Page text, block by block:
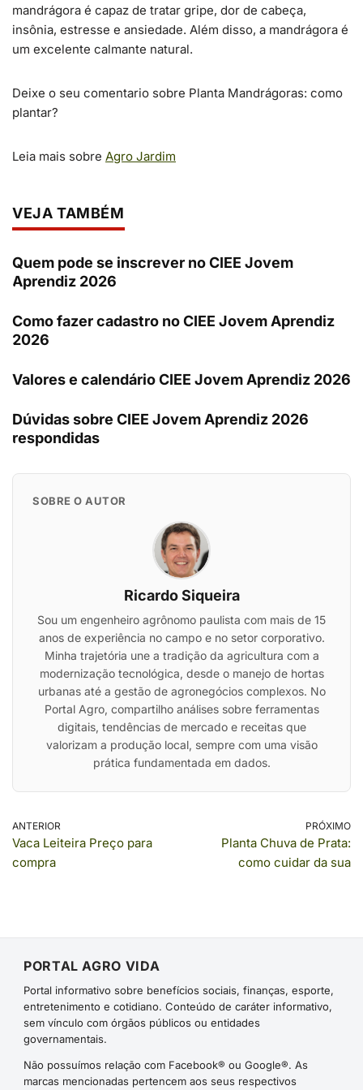
mandrágora é capaz de tratar gripe, dor de cabeça,
insônia, estresse e ansiedade. Além disso, a mandrágora é
um excelente calmante natural.
Deixe o seu comentario sobre Planta Mandrágoras: como
plantar?
Leia mais sobre Agro Jardim
VEJA TAMBÉM
Quem pode se inscrever no CIEE Jovem
Aprendiz 2026
Como fazer cadastro no CIEE Jovem Aprendiz
2026
Valores e calendário CIEE Jovem Aprendiz 2026
Dúvidas sobre CIEE Jovem Aprendiz 2026
respondidas
SOBRE O AUTOR
Ricardo Siqueira
Sou um engenheiro agrônomo paulista com mais de 15
anos de experiência no campo e no setor corporativo.
Minha trajetória une a tradição da agricultura com a
modernização tecnológica, desde o manejo de hortas
urbanas até a gestão de agronegócios complexos. No
Portal Agro, compartilho análises sobre ferramentas
digitais, tendências de mercado e receitas que
valorizam a produção local, sempre com uma visão
prática fundamentada em dados.
ANTERIOR
Vaca Leiteira Preço para
compra
PRÓXIMO
Planta Chuva de Prata:
como cuidar da sua
PORTAL AGRO VIDA
Portal informativo sobre benefícios sociais, finanças, esporte,
entretenimento e cotidiano. Conteúdo de caráter informativo,
sem vínculo com órgãos públicos ou entidades
governamentais.
Não possuímos relação com Facebook® ou Google®. As
marcas mencionadas pertencem aos seus respectivos